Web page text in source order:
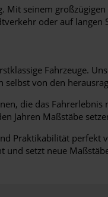
seinem
oder auf langen
Fahrzeuge.
von den
die das
Jahren Maßstäbe
Praktikabilität
und setzt neue